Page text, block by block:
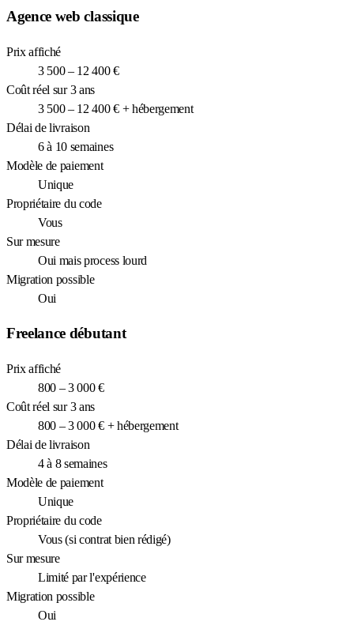
Agence web classique
Prix affiché
3 500 – 12 400 €
Coût réel sur 3 ans
3 500 – 12 400 € + hébergement
Délai de livraison
6 à 10 semaines
Modèle de paiement
Unique
Propriétaire du code
Vous
Sur mesure
Oui mais process lourd
Migration possible
Oui
Freelance débutant
Prix affiché
800 – 3 000 €
Coût réel sur 3 ans
800 – 3 000 € + hébergement
Délai de livraison
4 à 8 semaines
Modèle de paiement
Unique
Propriétaire du code
Vous (si contrat bien rédigé)
Sur mesure
Limité par l'expérience
Migration possible
Oui